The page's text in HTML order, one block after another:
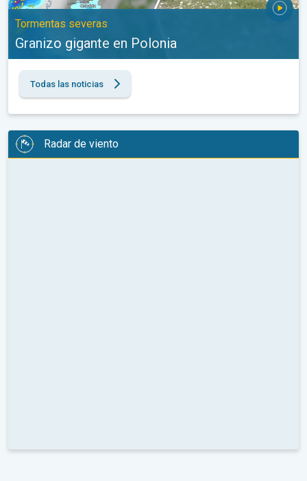
Tormentas severas
Granizo gigante en Polonia
Todas las noticias
Radar de viento